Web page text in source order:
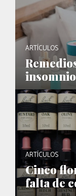
ARTÍCULOS
insomnio
ARTÍCULOS
Cinco
falta de